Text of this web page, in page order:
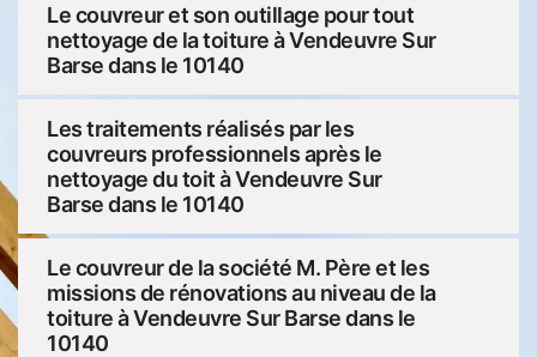
Le couvreur et son outillage pour tout
nettoyage de la toiture à Vendeuvre Sur
Barse dans le 10140
Les traitements réalisés par les
couvreurs professionnels après le
nettoyage du toit à Vendeuvre Sur
Barse dans le 10140
Le couvreur de la société M. Père et les
missions de rénovations au niveau de la
toiture à Vendeuvre Sur Barse dans le
10140